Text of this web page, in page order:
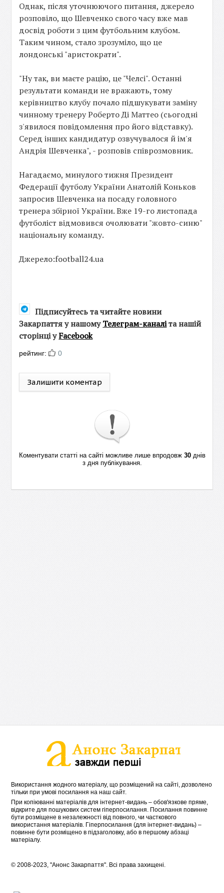
Однак, після уточнюючого питання, джерело
розповіло, що Шевченко свого часу вже мав
досвід роботи з цим футбольним клубом.
Таким чином, стало зрозуміло, що це
лондонські "аристократи".
"Ну так, ви маєте рацію, це "Челсі". Останні
результати команди не вражають, тому
керівництво клубу почало підшукувати заміну
чинному тренеру Роберто Ді Маттео (сьогодні
з'явилося повідомлення про його відставку).
Серед інших кандидатур озвучувалося й ім'я
Андрія Шевченка", - розповів співрозмовник.
Нагадаємо, минулого тижня Президент
Федерації футболу України Анатолій Коньков
запросив Шевченка на посаду головного
тренера збірної України. Вже 19-го листопада
футболіст відмовився очолювати "жовто-синю"
національну команду.
Джерело:football24.ua
Підписуйтесь та читайте новини
Закарпаття у нашомуТелеграм-каналіта нашій
сторінці уFacebook
рейтинг: 0
Залишити коментар
Коментувати статті на сайті можливе лише впродовж 30днів
з дня публікування.
Використання жодного матеріалу, що розміщений на сайті, дозволено
тільки при умові посилання на наш сайт.
При копіюванні матеріалів для інтернет-видань – обов'язкове пряме,
відкрите для пошукових систем гіперпосилання. Посилання повинне
бути розміщене в незалежності від повного, чи часткового
використання матеріалів. Гіперпосилання (для інтернет-видань) –
повинне бути розміщено в підзаголовку, або в першому абзаці
матеріалу.
© 2008-2023, "Анонс Закарпаття". Всі права захищені.